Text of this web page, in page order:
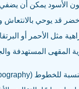
الأسود يمكن أن
قد يوحي بالانتعاش
مثل الأحمر أو
المقهى المستهدفة